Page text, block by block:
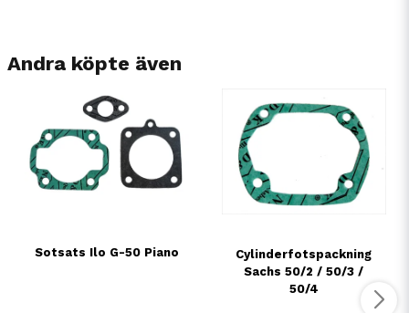
Andra köpte även
Sotsats Ilo G-50 Piano
Cylinderfotspackning
Sachs 50/2 / 50/3 /
50/4